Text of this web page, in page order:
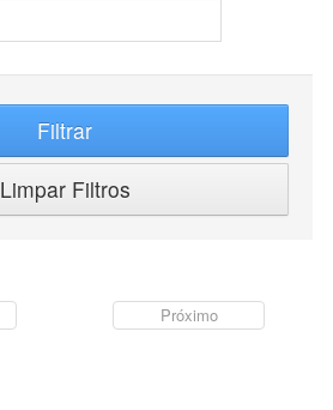
Filtrar
Limpar Filtros
Próximo